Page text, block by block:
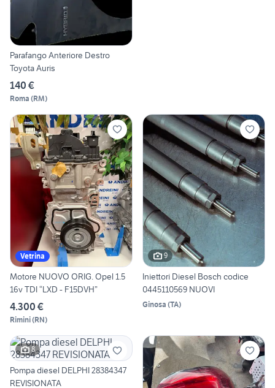
Parafango Anteriore Destro
Toyota Auris
140 €
Roma (RM)
Vetrina
Motore NUOVO ORIG. Opel 1.5
16v TDI “LXD - F15DVH”
4.300 €
Rimini(RN)
9
Iniettori Diesel Bosch codice
0445110569 NUOVI
Ginosa (TA)
8
Pompa diesel DELPHI 28384347
REVISIONATA